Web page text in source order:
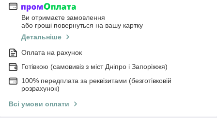
Ви отримаєте замовлення
або гроші повернуться на вашу картку
Детальніше
Оплата на рахунок
Готівкою (самовивіз з міст Дніпро і Запоріжжя)
100% передплата за реквізитами (безготівковій
розрахунок)
Всі умови оплати